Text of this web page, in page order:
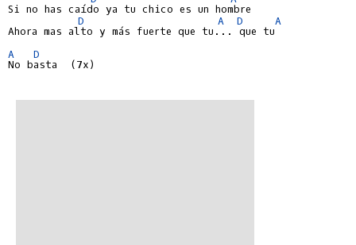
Si no has caído ya tu chico es un hombre
D
A D
A
Ahora mas alto y más fuerte que tu... que tu
A
D
No basta  (7x)